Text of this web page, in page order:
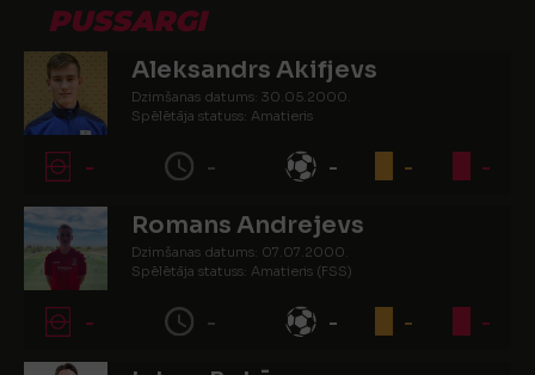
PUSSARGI
Aleksandrs Akifjevs
Dzimšanas datums: 30.05.2000.
Spēlētāja statuss: Amatieris
- - - - -
Romans Andrejevs
Dzimšanas datums: 07.07.2000.
Spēlētāja statuss: Amatieris (FSS)
- - - - -